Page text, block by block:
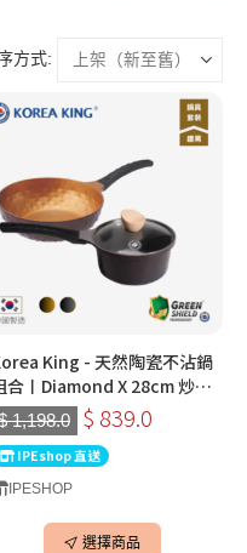
方式:
King - 天然陶瓷不沾鍋
合〡Diamond X 28cm 炒鍋
Crystal 18cm 湯鍋〡韓國
易潔鑊
1,198.0 $ 839.0
IPEshop 直送
IPESHOP
選擇商品